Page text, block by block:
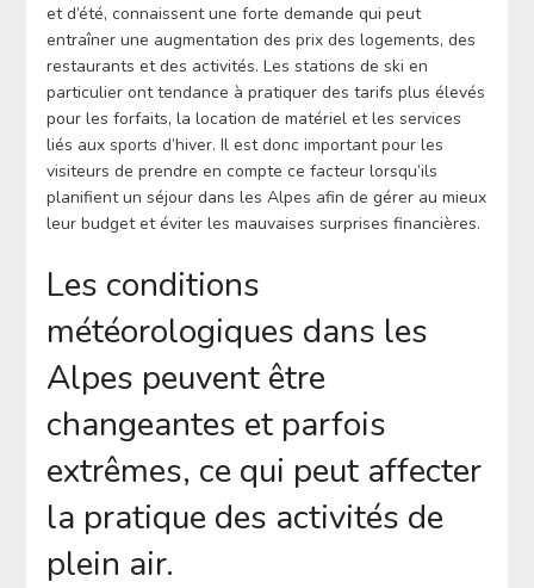
et d’été, connaissent une forte demande qui peut
entraîner une augmentation des prix des logements, des
restaurants et des activités. Les stations de ski en
particulier ont tendance à pratiquer des tarifs plus élevés
pour les forfaits, la location de matériel et les services
liés aux sports d’hiver. Il est donc important pour les
visiteurs de prendre en compte ce facteur lorsqu’ils
planifient un séjour dans les Alpes afin de gérer au mieux
leur budget et éviter les mauvaises surprises financières.
Les conditions
météorologiques dans les
Alpes peuvent être
changeantes et parfois
extrêmes, ce qui peut affecter
la pratique des activités de
plein air.